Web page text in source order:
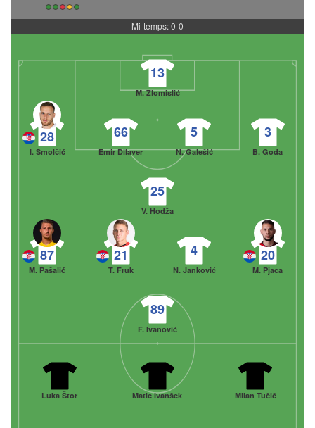
Mi-temps: 0-0
13
M. Zlomislić
3
B. Goda
5
N. Galešić
66
Emir Dilaver
28
I. Smolčić
25
V. Hodža
20
M. Pjaca
4
N. Janković
21
T. Fruk
87
M. Pašalić
89
F. Ivanović
Luka Štor Matic Ivanšek Milan Tučič